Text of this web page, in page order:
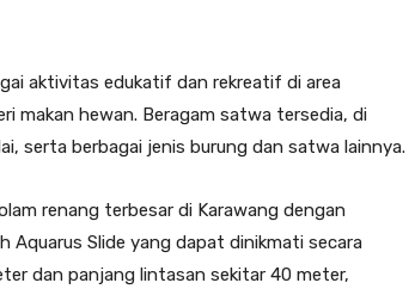
aktivitas edukatif dan rekreatif di area
makan hewan. Beragam satwa tersedia, di
serta berbagai jenis burung dan satwa lainnya.
renang terbesar di Karawang dengan
Aquarus Slide yang dapat dinikmati secara
dan panjang lintasan sekitar 40 meter,